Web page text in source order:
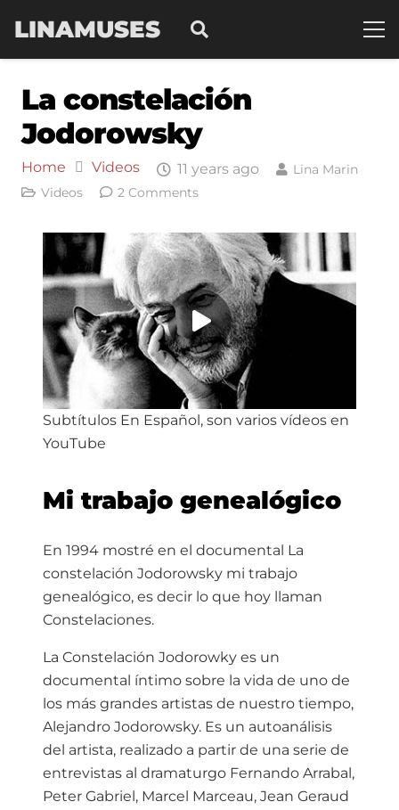
LINAMUSES
La constelación
Jodorowsky
Home Videos 11 years ago
Lina Marin
Videos
2 Comments
Subtítulos En Español, son varios vídeos en
YouTube
Mi trabajo genealógico
En 1994 mostré en el documental La
constelación Jodorowsky mi trabajo
genealógico, es decir lo que hoy llaman
Constelaciones.
La Constelación Jodorowky es un
documental íntimo sobre la vida de uno de
los más grandes artistas de nuestro tiempo,
Alejandro Jodorowsky. Es un autoanálisis
del artista, realizado a partir de una serie de
entrevistas al dramaturgo Fernando Arrabal,
Peter Gabriel, Marcel Marceau, Jean Geraud